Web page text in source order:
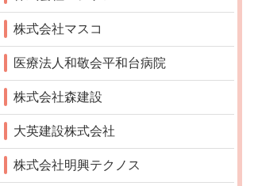
株式会社マスコ
医療法人和敬会平和台病院
株式会社森建設
大英建設株式会社
株式会社明興テクノス